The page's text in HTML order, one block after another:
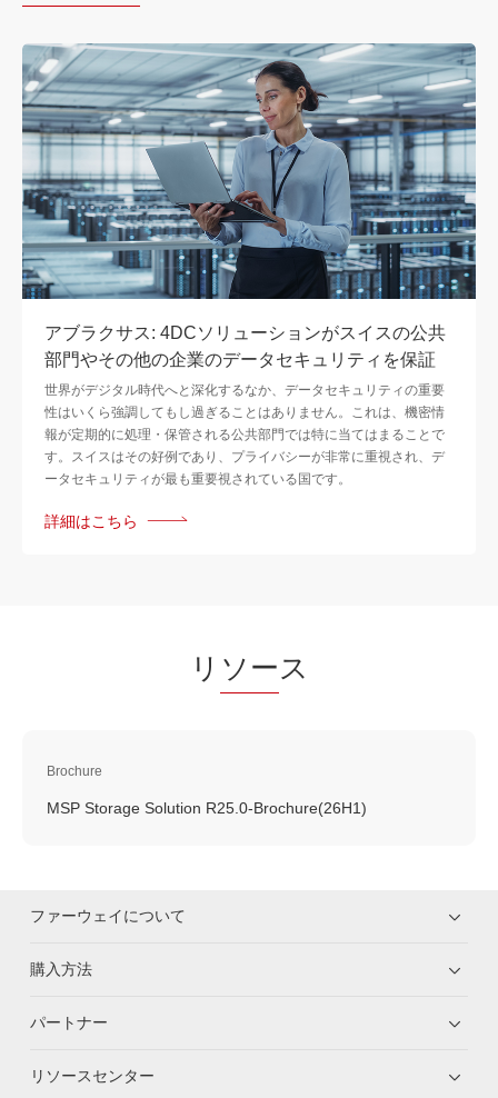
アブラクサス: 4DCソリューションがスイスの公共
部門やその他の企業のデータセキュリティを保証
世界がデジタル時代へと深化するなか、データセキュリティの重要
性はいくら強調してもし過ぎることはありません。これは、機密情
報が定期的に処理・保管される公共部門では特に当てはまることで
す。スイスはその好例であり、プライバシーが非常に重視され、デ
ータセキュリティが最も重要視されている国です。
詳細はこちら
リ ソー ス
Brochure
MSP Storage Solution R25.0-Brochure(26H1)
ファーウェイについて
購入方法
パートナー
リソースセンター